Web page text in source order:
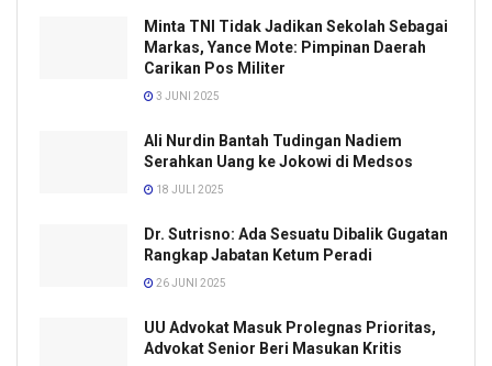
Minta TNI Tidak Jadikan Sekolah Sebagai
Markas, Yance Mote: Pimpinan Daerah
Carikan Pos Militer
3 JUNI 2025
Ali Nurdin Bantah Tudingan Nadiem
Serahkan Uang ke Jokowi di Medsos
18 JULI 2025
Dr. Sutrisno: Ada Sesuatu Dibalik Gugatan
Rangkap Jabatan Ketum Peradi
26 JUNI 2025
UU Advokat Masuk Prolegnas Prioritas,
Advokat Senior Beri Masukan Kritis